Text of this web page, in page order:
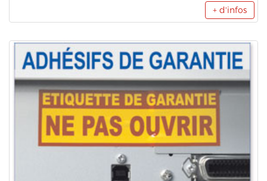
+ d'infos